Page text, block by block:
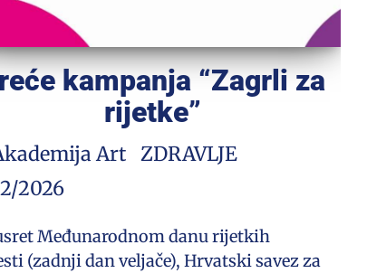
kampanja “Zagrli za
rijetke”
Art ZDRAVLJE
2026
Međunarodnom danu rijetkih
(zadnji dan veljače), Hrvatski savez za